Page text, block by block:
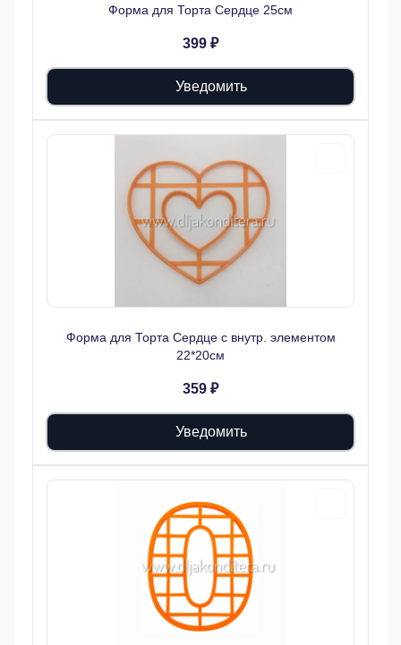
Форма для Торта Сердце 25см
399 ₽
Уведомить
Форма для Торта Сердце с внутр. элементом
22*20см
359 ₽
Уведомить